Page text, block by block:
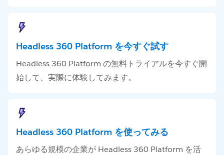
Headless 360 Platform を今すぐ試す
Headless 360 Platform の無料トライアルを今すぐ開
始して、実際に体験してみます。
Headless 360 Platform を使ってみる
あらゆる規模の企業が Headless 360 Platform を活